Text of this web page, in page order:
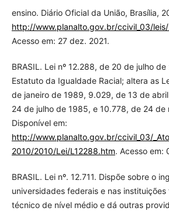
ensino. Diário Oficial da União, Brasília,
http://www.planalto.gov.br/ccivil_03/
Acesso em: 27 dez. 2021.
BRASIL. Lei nº 12.288, de 20 de julho
Estatuto da Igualdade Racial; altera as
de janeiro de 1989, 9.029, de 13 de
24 de julho de 1985, e 10.778, de 24 de
Disponível em:
http://www.planalto.gov.br/ccivil_03/
2010/2010/Lei/L12288.htm. Acesso em:
BRASIL. Lei nº. 12.711. Dispõe sobre o
universidades federais e nas
técnico de nível médio e dá outras